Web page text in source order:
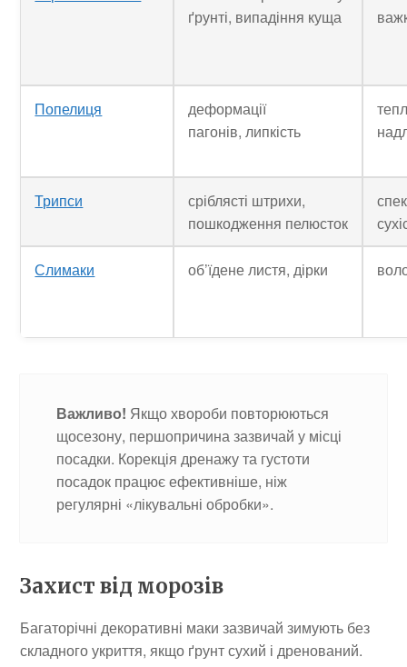
ґрунті, випадіння куща
Попелиця
деформації
пагонів, липкість
Трипси
сріблясті штрихи,
пошкодження пелюсток
Слимаки об’їдене листя, дірки
Важливо! Якщо хвороби повторюються
щосезону, першопричина зазвичай у місці
посадки. Корекція дренажу та густоти
посадок працює ефективніше, ніж
регулярні «лікувальні обробки».
Захист від морозів
Багаторічні декоративні маки зазвичай зимують без
складного укриття, якщо ґрунт сухий і дренований.